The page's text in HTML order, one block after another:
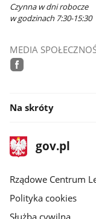
Czynna w dni robocze
w godzinach 7:30-15:30
MEDIA
Na skróty
stopka
gov.plStrona
gov.pl
Rządowe Centrum
Polityka cookies
Służba cywilna